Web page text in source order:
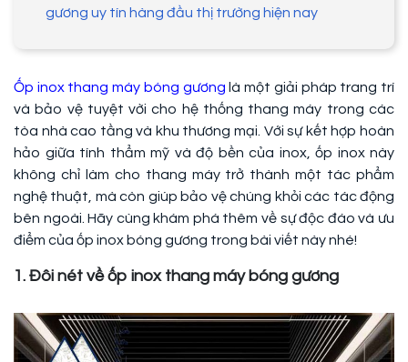
gương uy tín hàng đầu thị trường hiện nay
Ốp inox thang máy bóng gương là một giải pháp trang trí
và bảo vệ tuyệt vời cho hệ thống thang máy trong các
tòa nhà cao tầng và khu thương mại. Với sự kết hợp hoàn
hảo giữa tính thẩm mỹ và độ bền của inox, ốp inox này
không chỉ làm cho thang máy trở thành một tác phẩm
nghệ thuật, mà còn giúp bảo vệ chúng khỏi các tác động
bên ngoài. Hãy cùng khám phá thêm về sự độc đáo và ưu
điểm của ốp inox bóng gương trong bài viết này nhé!
1. Đôi nét về ốp inox thang máy bóng gương